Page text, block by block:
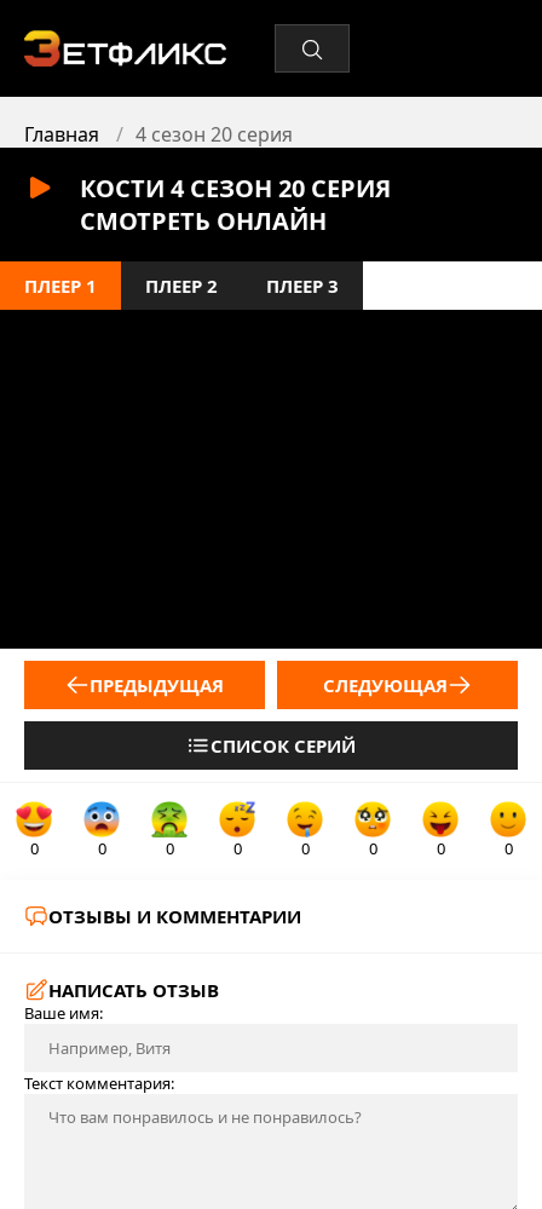
Главная 4 сезон 20 серия
КОСТИ 4 СЕЗОН 20 СЕРИЯ
СМОТРЕТЬ ОНЛАЙН
ПЛЕЕР 1 ПЛЕЕР 2 ПЛЕЕР 3
ПРЕДЫДУЩАЯ
СПИСОК СЕРИЙ
СЛЕДУЮЩАЯ
0 0 0 0 0 0 0 0
ОТЗЫВЫ И КОММЕНТАРИИ
НАПИСАТЬ ОТЗЫВ
Ваше имя:
Текст комментария: